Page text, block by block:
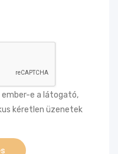
ember-e a látogató,
kéretlen üzenetek